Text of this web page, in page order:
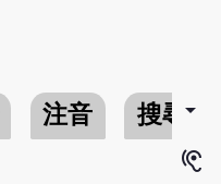
注音 搜尋arrow_drop_down
hearing